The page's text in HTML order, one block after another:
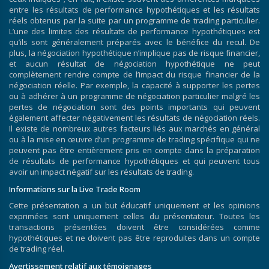
entre les résultats de performance hypothétiques et les résultats
réels obtenus par la suite par un programme de trading particulier.
L’une des limites des résultats de performance hypothétiques est
qu’ils sont généralement préparés avec le bénéfice du recul. De
plus, la négociation hypothétique n’implique pas de risque financier,
et aucun résultat de négociation hypothétique ne peut
complètement rendre compte de l’impact du risque financier de la
négociation réelle. Par exemple, la capacité à supporter les pertes
ou à adhérer à un programme de négociation particulier malgré les
pertes de négociation sont des points importants qui peuvent
également affecter négativement les résultats de négociation réels.
Il existe de nombreux autres facteurs liés aux marchés en général
ou à la mise en œuvre d’un programme de trading spécifique qui ne
peuvent pas être entièrement pris en compte dans la préparation
de résultats de performance hypothétiques et qui peuvent tous
avoir un impact négatif sur les résultats de trading.
Informations sur la Live Trade Room
Cette présentation a un but éducatif uniquement et les opinions
exprimées sont uniquement celles du présentateur. Toutes les
transactions présentées doivent être considérées comme
hypothétiques et ne doivent pas être reproduites dans un compte
de trading réel.
Avertissement relatif aux témoignages